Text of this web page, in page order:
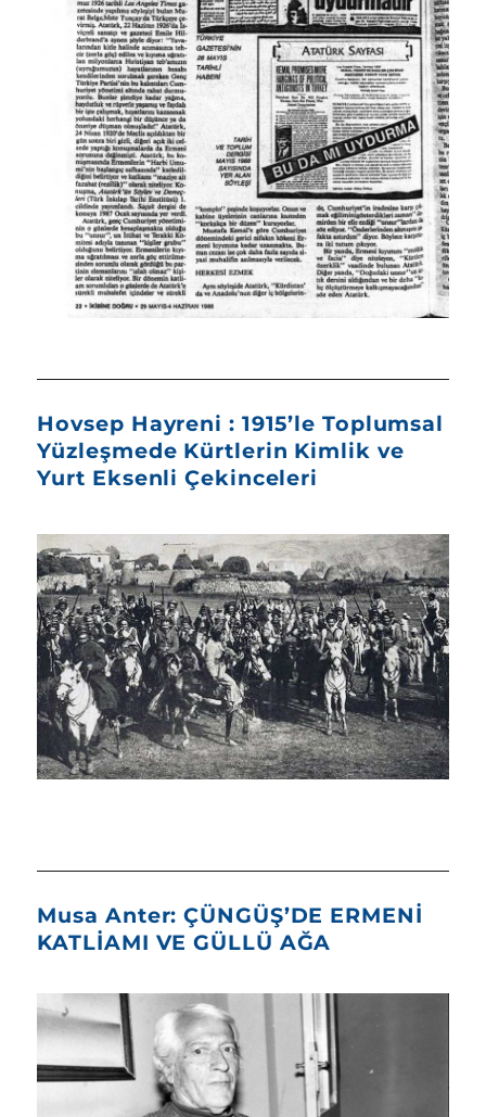
Hovsep Hayreni : 1915’le Toplumsal
Yüzleşmede Kürtlerin Kimlik ve
Yurt Eksenli Çekinceleri
Musa Anter: ÇÜNGÜŞ’DE ERMENİ
KATLİAMI VE GÜLLÜ AĞA